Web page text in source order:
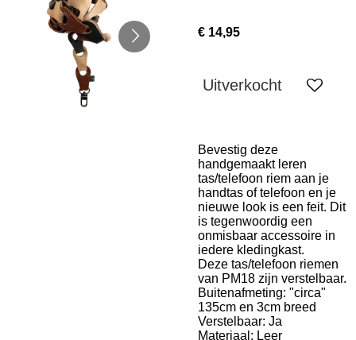
€ 14,95
Uitverkocht
Bevestig deze
handgemaakt leren
tas/telefoon riem aan je
handtas of telefoon en je
nieuwe look is een feit. Dit
is tegenwoordig een
onmisbaar accessoire in
iedere kledingkast.
Deze tas/telefoon riemen
van PM18 zijn verstelbaar.
Buitenafmeting: "circa"
135cm en 3cm breed
Verstelbaar: Ja
Materiaal: Leer